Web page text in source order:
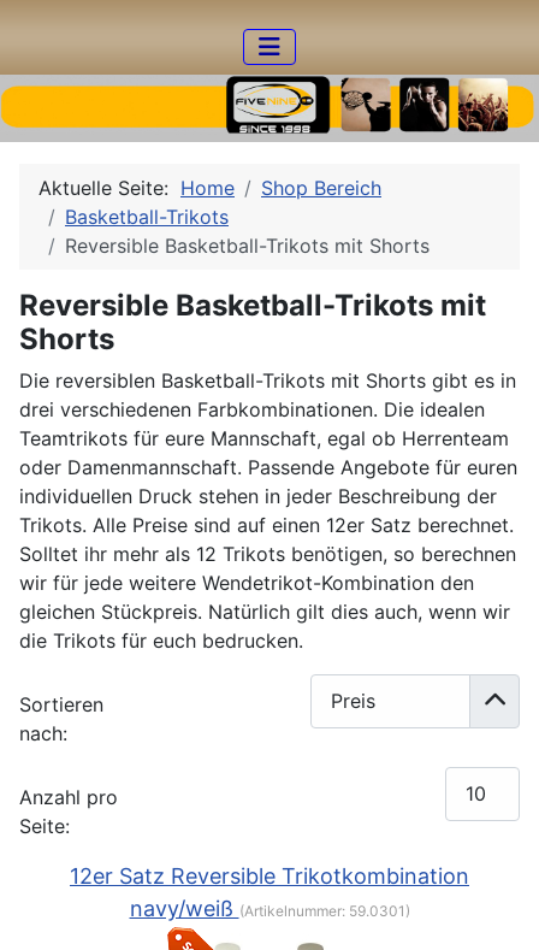
Aktuelle Seite: Home
Shop Bereich
Basketball-Trikots
Reversible Basketball-Trikots mit Shorts
Reversible Basketball-Trikots mit
Shorts
Die reversiblen Basketball-Trikots mit Shorts gibt es in
drei verschiedenen Farbkombinationen. Die idealen
Teamtrikots für eure Mannschaft, egal ob Herrenteam
oder Damenmannschaft. Passende Angebote für euren
individuellen Druck stehen in jeder Beschreibung der
Trikots. Alle Preise sind auf einen 12er Satz berechnet.
Solltet ihr mehr als 12 Trikots benötigen, so berechnen
wir für jede weitere Wendetrikot-Kombination den
gleichen Stückpreis. Natürlich gilt dies auch, wenn wir
die Trikots für euch bedrucken.
Sortieren
nach:
Anzahl pro
Seite:
12er Satz Reversible Trikotkombination
navy/weiß (Artikelnummer: 59.0301 )